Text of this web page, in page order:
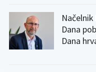
Dana
Dana